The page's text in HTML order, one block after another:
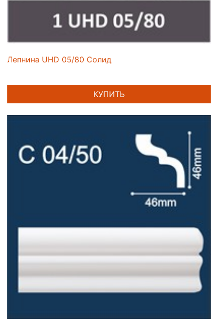
Лепнина UHD 05/80 Солид
КУПИТЬ